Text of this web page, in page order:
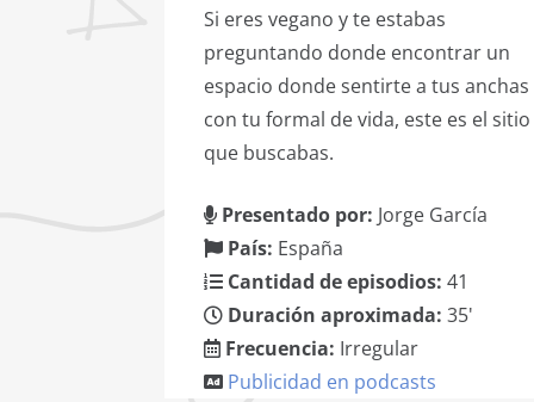
Si eres vegano y te estabas
preguntando donde encontrar un
espacio donde sentirte a tus anchas
con tu formal de vida, este es el sitio
que buscabas.
Presentado por: Jorge García
País: España
Cantidad de episodios: 41
Duración aproximada: 35'
Frecuencia: Irregular
Publicidad en podcasts